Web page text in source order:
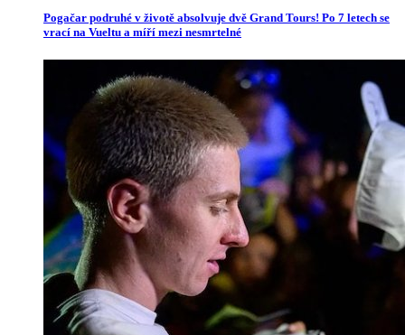
Pogačar podruhé v životě absolvuje dvě Grand Tours! Po 7 letech se
vrací na Vueltu a míří mezi nesmrtelné